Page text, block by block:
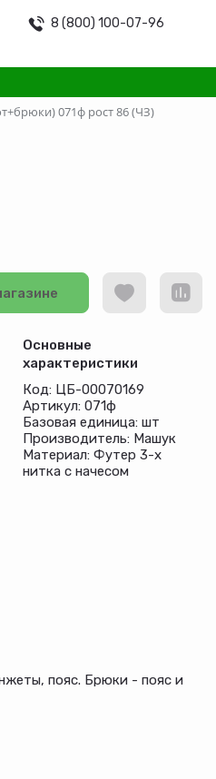
8 (800) 100-07-96
071ф рост 86 (ЧЗ)
Основные
характеристики
Код: ЦБ-00070169
Артикул: 071ф
Базовая единица: шт
Производитель: Машук
Материал: Футер 3-х
нитка с начесом
пояс. Брюки - пояс и